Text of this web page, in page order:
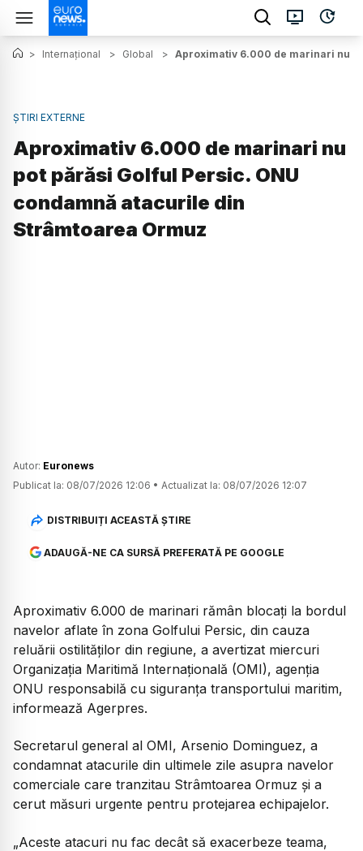
> Internațional > Global > Aproximativ 6.000 de marinari nu
ȘTIRI EXTERNE
Aproximativ 6.000 de marinari nu
pot părăsi Golful Persic. ONU
condamnă atacurile din
Strâmtoarea Ormuz
Autor: Euronews
Publicat la: 08/07/2026 12:06 • Actualizat la: 08/07/2026 12:07
DISTRIBUIȚI ACEASTĂ ȘTIRE
ADAUGĂ-NE CA SURSĂ PREFERATĂ PE GOOGLE
Aproximativ 6.000 de marinari rămân blocați la bordul
navelor aflate în zona Golfului Persic, din cauza
reluării ostilităților din regiune, a avertizat miercuri
Organizația Maritimă Internațională (OMI), agenția
ONU responsabilă cu siguranța transportului maritim,
informează Agerpres.
Secretarul general al OMI, Arsenio Dominguez, a
condamnat atacurile din ultimele zile asupra navelor
comerciale care tranzitau Strâmtoarea Ormuz și a
cerut măsuri urgente pentru protejarea echipajelor.
„Aceste atacuri nu fac decât să exacerbeze teama,